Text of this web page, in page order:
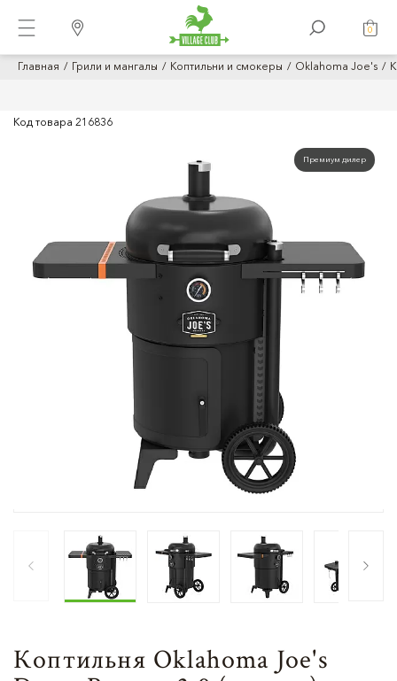
0
Главная Грили и мангалы Коптильни и смокеры Oklahoma Joe's
Код товара 216836
Премиум дилер
Коптильня Oklahoma Joe's